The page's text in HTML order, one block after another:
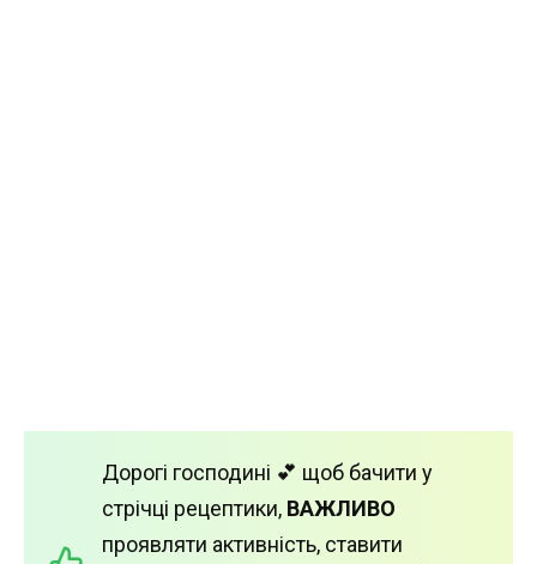
Дорогі господині 💕 щоб бачити у
стрічці рецептики, ВАЖЛИВО
проявляти активність, ставити